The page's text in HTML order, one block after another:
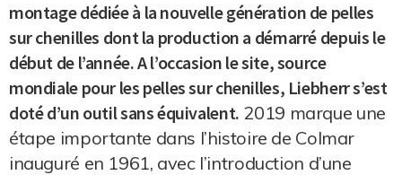
montage dédiée à la nouvelle génération de pelles
sur chenilles dont la production a démarré depuis le
début de l’année. A l’occasion le site, source
mondiale pour les pelles sur chenilles, Liebherr s’est
doté d’un outil sans équivalent. 2019 marque une
étape importante dans l’histoire de Colmar
inauguré en 1961, avec l’introduction d’une